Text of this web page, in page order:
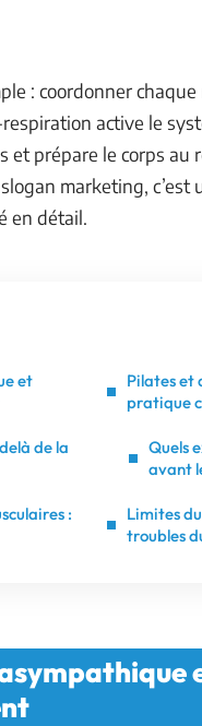
: coordonner
active le
et prépare le corps au
marketing,
en détail.
et
de la
:
Pilates et
pratique
Quels
avant
Limites
troubles